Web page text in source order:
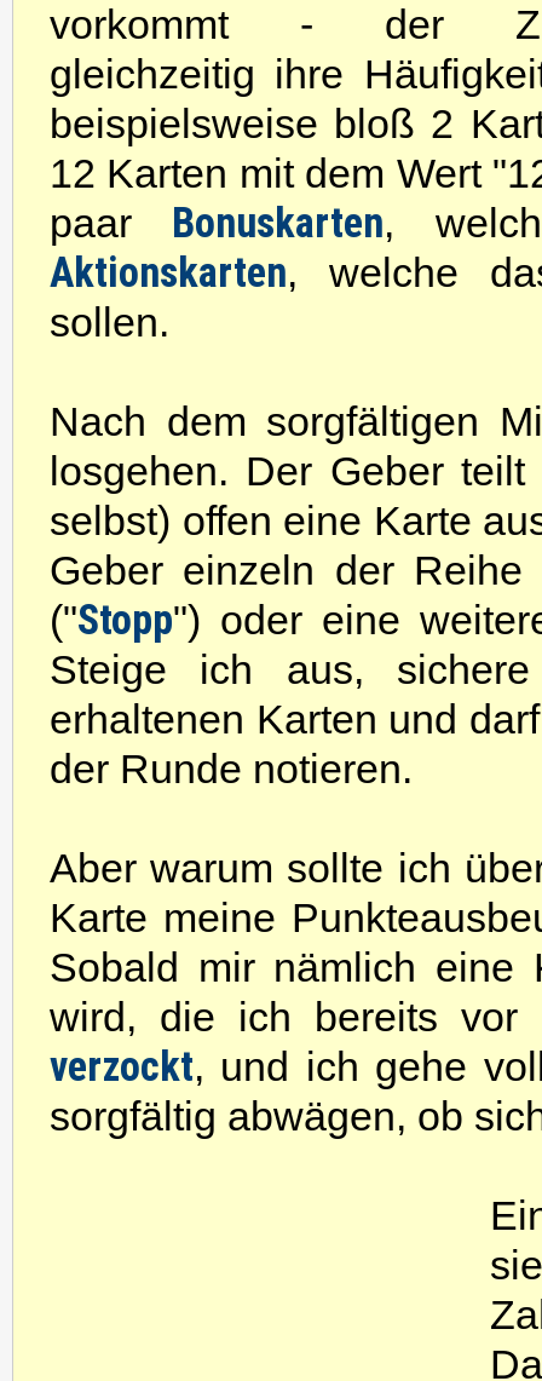
vorkommt - der
gleichzeitig ihre
beispielsweise bloß 2
12 Karten mit dem Wert
paar Bonuskarten,
Aktionskarten, welche
sollen.
Nach dem sorgfältigen
losgehen. Der Geber
selbst) offen eine Karte
Geber einzeln der Reihe
("Stopp") oder eine
Steige ich aus,
erhaltenen Karten und
der Runde notieren.
Aber warum sollte ich
Karte meine
Sobald mir nämlich eine
wird, die ich bereits vor
verzockt, und ich gehe
sorgfältig abwägen, ob